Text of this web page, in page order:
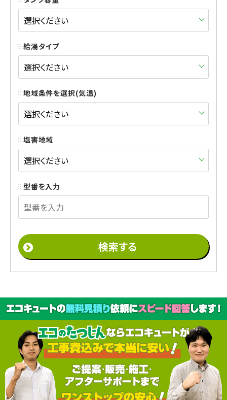
給湯タイプ
地域条件を選択(気温)
塩害地域
型番を入力